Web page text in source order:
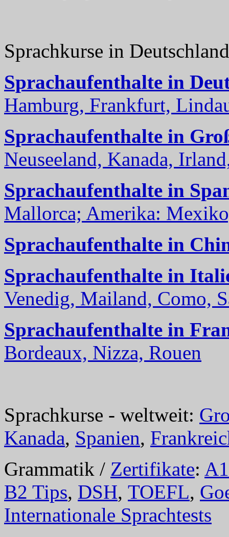
Sprachkurse in
Sprachaufenthalte in
Hamburg, Frankfurt,
Sprachaufenthalte in
Neuseeland, Kanada,
Sprachaufenthalte in
Mallorca; Amerika:
Sprachaufenthalte in
Sprachaufenthalte in
Venedig, Mailand, Como,
Sprachaufenthalte in
Bordeaux, Nizza, Rouen
Sprachkurse - weltweit:
Kanada, Spanien,
Grammatik / Zertifikate: A1
B2 Tips, DSH, TOEFL,
Internationale Sprachtests